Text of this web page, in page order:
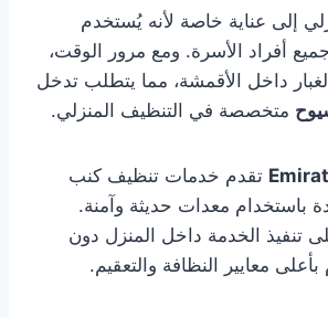
إلى عناية خاصة لأنه يُستخدم
أفراد الأسرة. ومع مرور الوقت،
داخل الأقمشة، مما يتطلب تدخل
متخصصة في التنظيف المنزلي.
تقدم خدمات تنظيف كنب
باستخدام معدات حديثة وآمنة.
تنفيذ الخدمة داخل المنزل دون
بأعلى معايير النظافة والتعقيم.